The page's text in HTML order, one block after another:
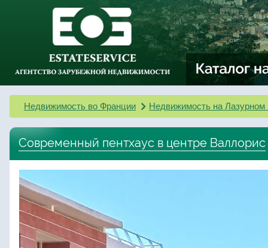
Недвижимость во Франции Недвижимость на Лазурном
Современный пентхаус в центре Валлорис